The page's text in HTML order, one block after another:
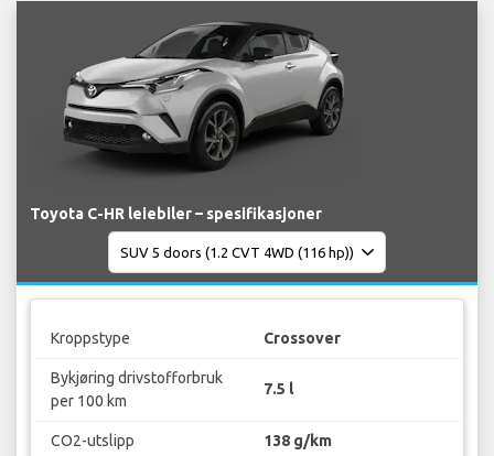
Toyota C-HR leiebiler – spesifikasjoner
Kroppstype Crossover
Bykjøring drivstofforbruk
per 100 km
7.5 l
CO2-utslipp 138 g/km